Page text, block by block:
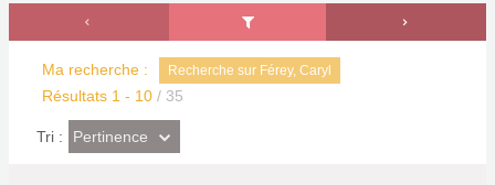
Ma recherche : Recherche sur Férey, Caryl
Résultats 1 - 10 / 35
Tri : (Effet
imédiat)
Pertinence